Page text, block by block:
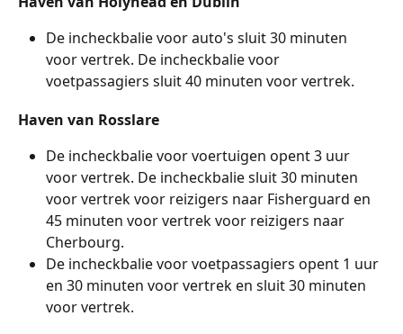
De incheckbalie voor auto's sluit 30 minuten
voor vertrek. De incheckbalie voor
voetpassagiers sluit 40 minuten voor vertrek.
Haven van Rosslare
De incheckbalie voor voertuigen opent 3 uur
voor vertrek. De incheckbalie sluit 30 minuten
voor vertrek voor reizigers naar Fisherguard en
45 minuten voor vertrek voor reizigers naar
Cherbourg.
De incheckbalie voor voetpassagiers opent 1 uur
en 30 minuten voor vertrek en sluit 30 minuten
voor vertrek.